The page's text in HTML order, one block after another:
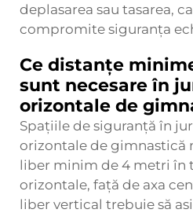
deplasarea sau tasarea,
compromite siguranța
Ce distanțe
sunt necesare în
orizontale de
Spațiile de siguranță în
orizontale de gimnastică
liber minim de 4 metri în
orizontale, față de axa
liber vertical trebuie să